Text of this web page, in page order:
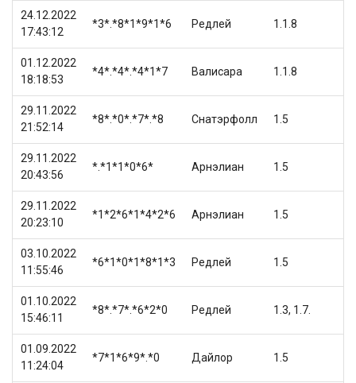
24.12.2022
17:43:12
*3*.*8*1*9*1*6 Редлей 1.1.8
01.12.2022
18:18:53
*4*.*4*.*4*1*7 Валисара 1.1.8
29.11.2022
21:52:14
*8*.*0*.*7*.*8 Снатэрфолл 1.5
29.11.2022
20:43:56
*.*1*1*0*6* Арнэлиан 1.5
29.11.2022
20:23:10
*1*2*6*1*4*2*6 Арнэлиан 1.5
03.10.2022
11:55:46
*6*1*0*1*8*1*3 Редлей 1.5
01.10.2022
15:46:11
*8*.*7*.*6*2*0 Редлей 1.3, 1.7.
01.09.2022
11:24:04
*7*1*6*9*.*0 Дайлор 1.5